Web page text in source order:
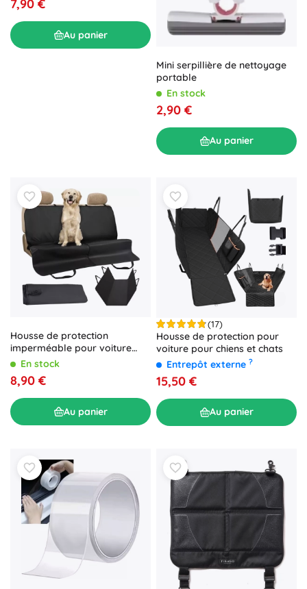
7,90 €
Au panier
Mini serpillière de nettoyage
portable
En stock
2,90 €
Au panier
Housse de protection
imperméable pour voiture
pour chiens 144 × 144 cm
En stock
8,90 €
Au panier
(17)
Housse de protection pour
voiture pour chiens et chats
Entrepôt externe ?
15,50 €
Au panier